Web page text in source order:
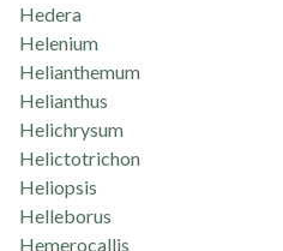
Hedera
Helenium
Helianthemum
Helianthus
Helichrysum
Helictotrichon
Heliopsis
Helleborus
Hemerocallis